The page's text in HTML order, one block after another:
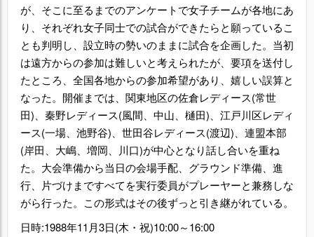
が、そこに至るまでのアンケートで女子チームが各地にあ
り、それぞれ女子同士での試合ができたらと願っているこ
とも判明し、設立時の勢いのままに試合を企画した。当初
は遠方からの参加は難しいと考えられたが、要項を送付し
たところ、全国各地からの参加希望があり、嬉しい誤算と
なった。開催までは、関東地区の佐倉レディース(常世
田)、秦野レディース(風間、中山、樋田)、江戸川区レディ
ース(一場、池野谷)、世田谷レディース(渡辺)、連盟本部
(岸田、大嶋、増岡、川口)が中心となり話し合いを重ね
た。大会準備から当日の会場手配、グラウンド準備、進
行、片づけまですべてを実行委員がプレーヤーと兼務しな
がら行った。この形式はその後ずっと引き継がれている。
日時:1988年11月3日(木・祝)10:00～16:00